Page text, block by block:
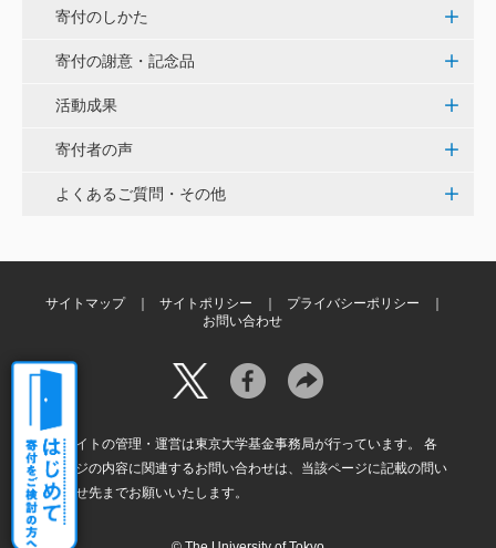
昨春に開催された小石川植物園の観桜会は素晴らし
く、小石川植物園の維持発展に少しでも寄与できれば
大澤 彰弘
用いただけると幸いです。 <東京大学動物医療センタ
花之内 健仁
伝統ある赤門に貢献できるまたとない企画に参加でき
嬉しく思います。 <ひらけ！赤門プロジェクト>
劉 晨熙
白石流司、その始まりを赤門に。 <ひらけ！赤門プロ
ジェクト>
寄付のしかた
寄付の謝意・記念品
活動成果
寄付者の声
よくあるご質問・その他
サイトマップ サイトポリシー
プライバシーポリシー
お問い合わせ
本サイトの管理・運営は東京大学基金事務局が行っています。 各
ページの内容に関連するお問い合わせは、当該ページに記載の問い
合わせ先までお願いいたします。